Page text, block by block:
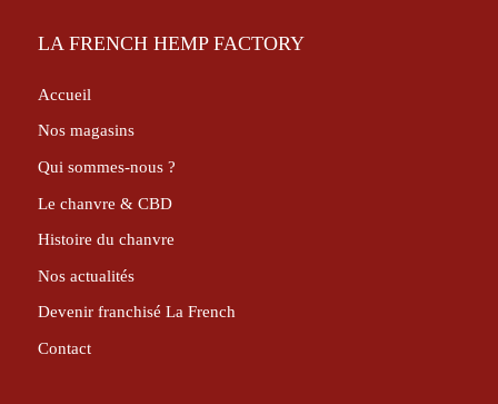
LA FRENCH HEMP FACTORY
Accueil
Nos magasins
Qui sommes-nous ?
Le chanvre & CBD
Histoire du chanvre
Nos actualités
Devenir franchisé La French
Contact